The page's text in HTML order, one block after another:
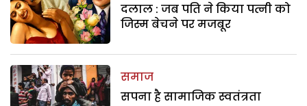
दलाल : जब पति ने किया पत्नी को
जिस्म बेचने पर मजबूर
समाज
सपना है सामाजिक स्वतंत्रता